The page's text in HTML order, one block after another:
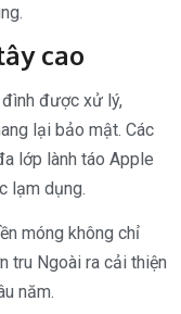
cao
được xử lý,
lại bảo mật. Các
lớp lành táo Apple
lạm dụng.
móng không chỉ
tru Ngoài ra cải thiện
năm.